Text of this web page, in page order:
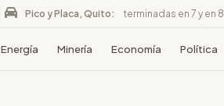
Pico y Placa, Quito: terminadas en 7 y en 8
Energía Minería Economía Política